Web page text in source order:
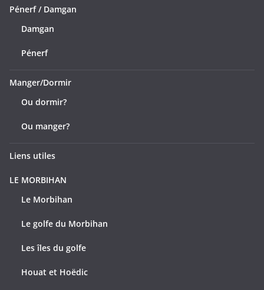
Pénerf / Damgan
Damgan
Pénerf
Manger/Dormir
Ou dormir?
Ou manger?
Liens utiles
LE MORBIHAN
Le Morbihan
Le golfe du Morbihan
Les îles du golfe
Houat et Hoëdic